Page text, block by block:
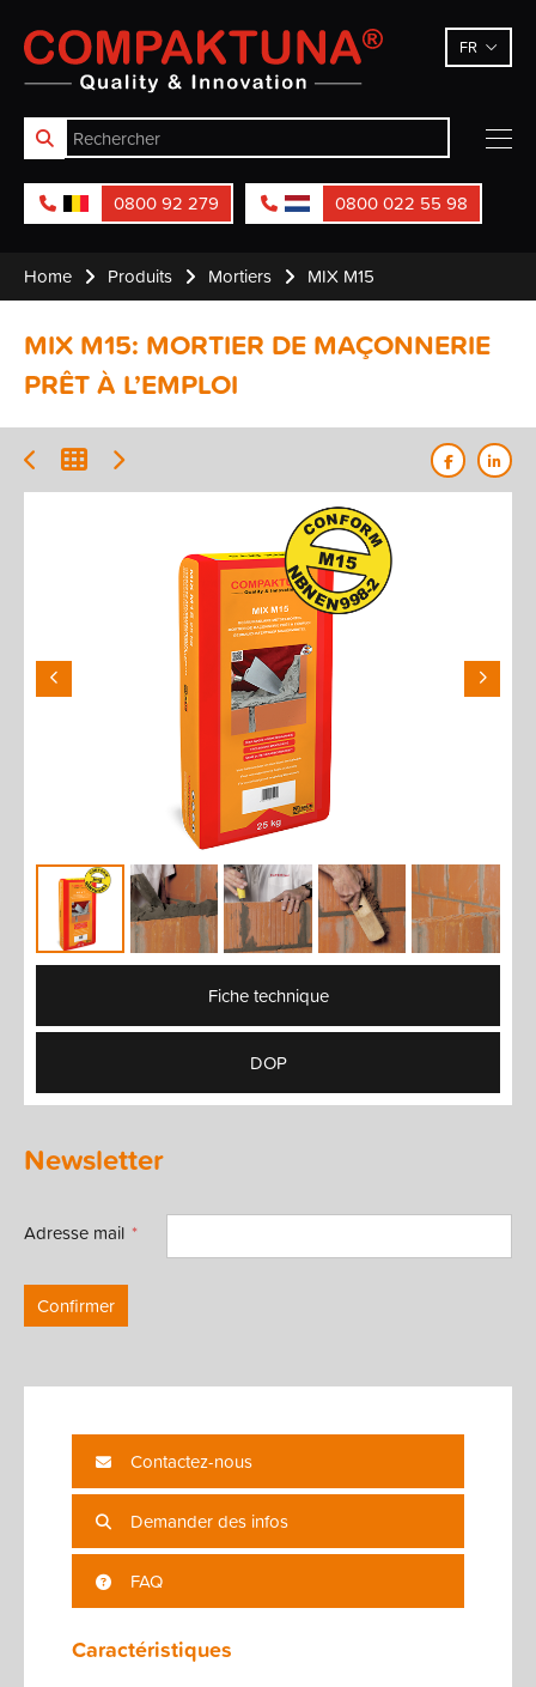
Compaktuna FR
0800 92 279 0800 022 55 98
Home Produits Mortiers MIX M15
MIX M15: MORTIER DE MAÇONNERIE
PRÊT À L’EMPLOI
Fiche technique
DOP
Newsletter
Adresse mail
Confirmer
Caractéristiques
Contactez-nous
Demander des infos
FAQ